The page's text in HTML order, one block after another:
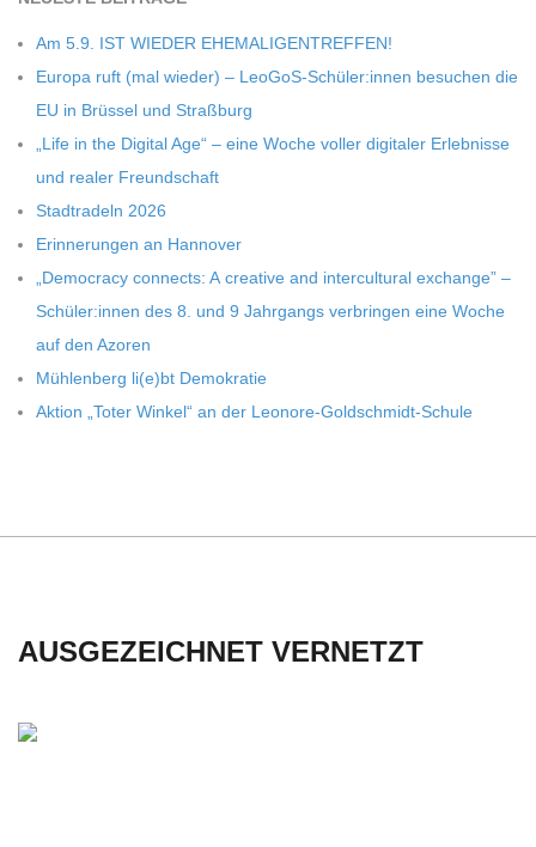
Am 5.9. IST WIEDER EHEMALIGENTREFFEN!
Europa ruft (mal wie­der) – LeoGoS-Schüler:innen besu­chen die
EU in Brüs­sel und Straßburg
„Life in the Digi­tal Age“ – eine Woche vol­ler digi­ta­ler Erleb­nisse
und rea­ler Freundschaft
Stadt­ra­deln 2026
Erin­ne­run­gen an Hannover
„Demo­cracy con­nects: A crea­tive and inter­cul­tu­ral exch­ange” –
Schüler:innen des 8. und 9 Jahr­gangs ver­brin­gen eine Woche
auf den Azoren
Müh­len­berg li(e)bt Demokratie
Aktion „Toter Win­kel“ an der Leonore-Goldschmidt-Schule
AUSGEZEICHNET VERNETZT